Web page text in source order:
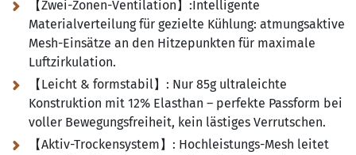
【Zwei-Zonen-Ventilation】:Intelligente
Materialverteilung für gezielte Kühlung: atmungsaktive
Mesh-Einsätze an den Hitzepunkten für maximale
Luftzirkulation.
【Leicht & formstabil】: Nur 85g ultraleichte
Konstruktion mit 12% Elasthan – perfekte Passform bei
voller Bewegungsfreiheit, kein lästiges Verrutschen.
【Aktiv-Trockensystem】: Hochleistungs-Mesh leitet